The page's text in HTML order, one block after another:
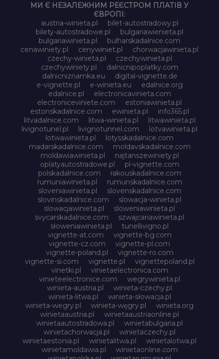
МИ Є НЕЗАЛЕЖНИМ РЕЄСТРОМ ПЛАТІВ У
ЄВРОПІ:
austria-winieta.pl
bilet-autostradowy.pl
bilety-autostradowe.pl
bulgariawienieta.pl
bulgariawinieta.pl
bulharskadalnice.com
cenawiniety.pl
cenywiniet.pl
chorwacjawinieta.pl
czechy-winieta.pl
czechywinieta.pl
czechywiniety.pl
dalnicnipoplatky.com
dalnicniznamka.eu
digital-vignette.de
e-vignette.pl
e-winieta.eu
edalnice.org
edalnice.pl
electronicavinieta.com
electroniceviniete.com
estoniawinieta.pl
estonskadalnice.com
ewinieta.pl
info365.pl
litvadalnice.com
litwa-winieta.pl
litwawinieta.pl
livignotunel.pl
livignotunnel.com
lotvawinieta.pl
lotwawinieta.pl
lotysskadalnice.com
madarskadalnice.com
moldavskadalnice.com
moldawiawinieta.pl
najtanszewiniety.pl
oplatyautostradowe.pl
pl-vignette.com
polskadalnice.com
rakouskadalnice.com
rumuniawinieta.pl
rumunskadalnice.com
sloveniawinieta.pl
slovenskadalnice.com
slovinskadalnice.com
slowacja-winieta.pl
slowacjawinieta.pl
sloweniawinieta.pl
svycarskadalnice.com
szwajcariawinieta.pl
słoweniawinieta.pl
tunellivigno.pl
vignette-at.com
vignette-bg.com
vignette-cz.com
vignette-pl.com
vignette-poland.pl
vignette-ro.com
vignette-si.com
vignette.pl
vignettepoland.pl
vinetki.pl
vinietaelectronica.com
vinieteelectronice.com
wegrywinieta.pl
winieta-austria.pl
winieta-czechy.pl
winieta-litwa.pl
winieta-słowacja.pl
winieta-wegry.pl
winieta-węgry.pl
winieta.org
winietaaustria.pl
winietaaustriaonline.pl
winietaautostradowa.pl
winietabulgaria.pl
winietachorwacja.pl
winietaczechy.pl
winietaestonia.pl
winietalitwa.pl
winietalotwa.pl
winietamoldawia.pl
winietaonline.com